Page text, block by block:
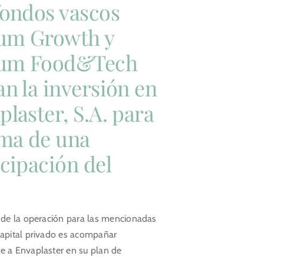
vascos
Growth y
Food&Tech
la inversión en
S.A. para
de una
del
la operación para las mencionadas
privado es acompañar
a Envaplaster en su plan de